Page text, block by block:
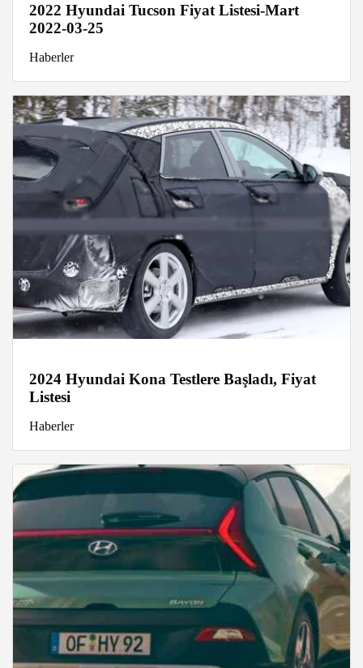
2022 Hyundai Tucson Fiyat Listesi-Mart
2022-03-25
Haberler
2024 Hyundai Kona Testlere Başladı, Fiyat
Listesi
Haberler